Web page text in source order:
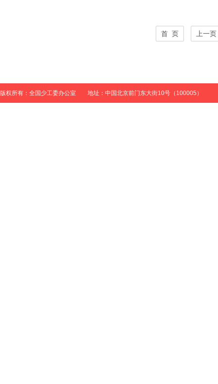
首 页 上一页
版权所有：全国少工委办公室 地址：中国北京前门东大街10号（100005）